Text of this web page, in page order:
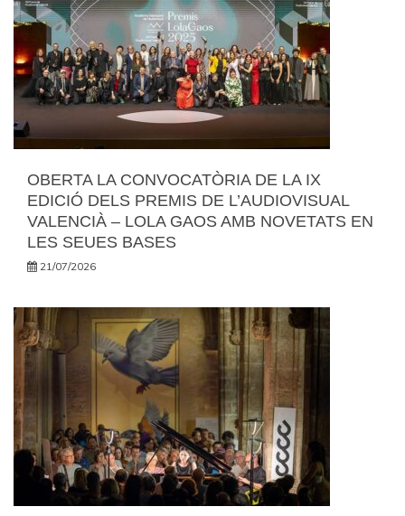
OBERTA LA CONVOCATÒRIA DE LA IX
EDICIÓ DELS PREMIS DE L’AUDIOVISUAL
VALENCIÀ – LOLA GAOS AMB NOVETATS EN
LES SEUES BASES
21/07/2026